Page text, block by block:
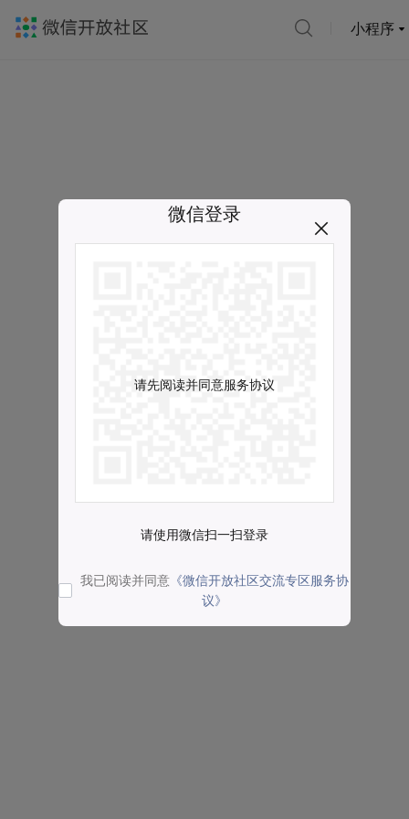
小程序
微信登录
请先阅读并同意服务协议
请使用微信扫一扫登录
我已阅读并同意 《微信开放社区交流专区服务协
议》